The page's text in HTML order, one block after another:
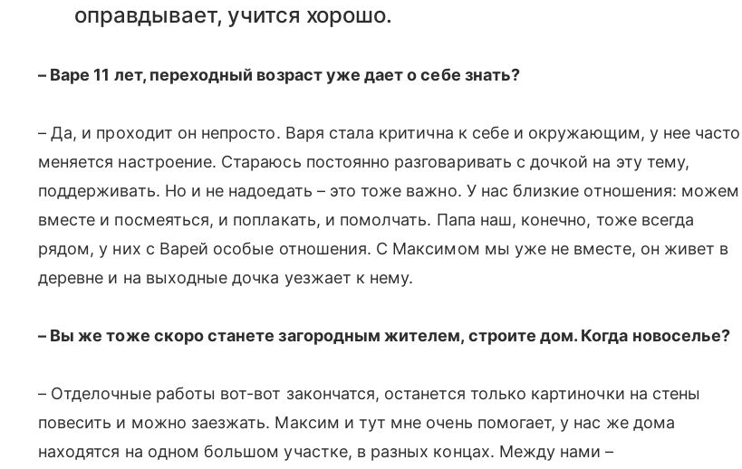
оправдывает, учится хорошо.
– Варе 11 лет, переходный возраст уже дает о себе знать?
– Да, и проходит он непросто. Варя стала критична к себе и окружающим, у нее часто
меняется настроение. Стараюсь постоянно разговаривать с дочкой на эту тему,
поддерживать. Но и не надоедать – это тоже важно. У нас близкие отношения: можем
вместе и посмеяться, и поплакать, и помолчать. Папа наш, конечно, тоже всегда
рядом, у них с Варей особые отношения. С Максимом мы уже не вместе, он живет в
деревне и на выходные дочка уезжает к нему.
– Вы же тоже скоро станете загородным жителем, строите дом. Когда новоселье?
– Отделочные работы вот-вот закончатся, останется только картиночки на стены
повесить и можно заезжать. Максим и тут мне очень помогает, у нас же дома
находятся на одном большом участке, в разных концах. Между нами –